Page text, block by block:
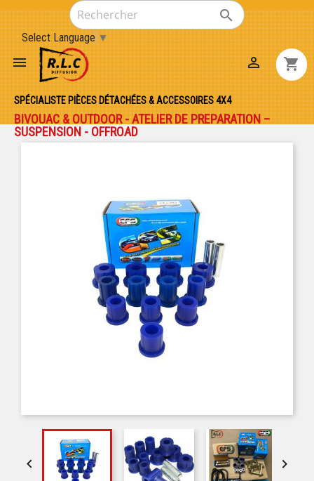

Select Language ▼
 shopping_cart

SPÉCIALISTE PIÈCES DÉTACHÉES & ACCESSOIRES 4X4
BIVOUAC & OUTDOOR - ATELIER DE PREPARATION –
SUSPENSION - OFFROAD
 